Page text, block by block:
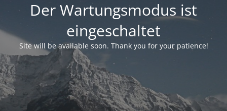
Der Wartungsmodus ist
eingeschaltet
Site will be available soon. Thank you for your patience!